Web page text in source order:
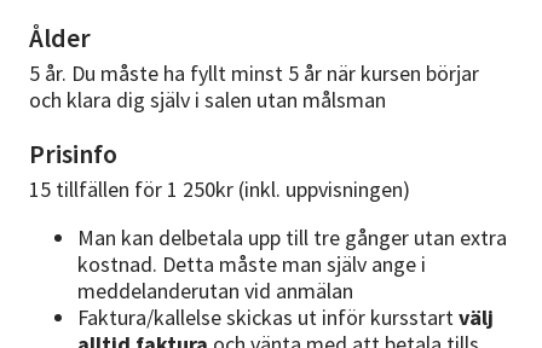
Ålder
5 år. Du måste ha fyllt minst 5 år när kursen börjar
och klara dig själv i salen utan målsman
Prisinfo
15 tillfällen för 1 250kr (inkl. uppvisningen)
Man kan delbetala upp till tre gånger utan extra
kostnad. Detta måste man själv ange i
meddelanderutan vid anmälan
Faktura/kallelse skickas ut inför kursstartvälj